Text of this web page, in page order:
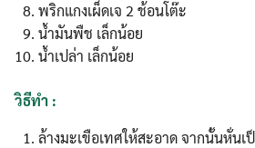
พริกแกงเผ็ดเจ 2 ช้อนโต๊ะ
น้ำมันพืช เล็กน้อย
น้ำเปล่า เล็กน้อย
วิธีทำ :
ล้างมะเขือเทศให้สะอาด จากนั้นหั่นเ